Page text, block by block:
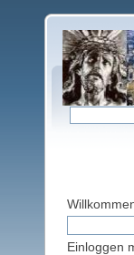
Einloggen